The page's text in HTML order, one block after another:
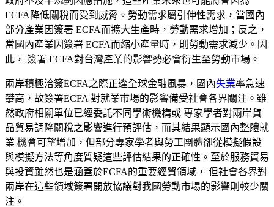
ECFA降低關稅而受到威脅。勞動需求屬引伸性需求，當國內
部分產業因簽署 ECFA而擴大生產時，勞動需求增加；反之，
當國內產業因簽署 ECFA而縮小產量時，則勞動需求減少。因
此， 簽署 ECFA對台灣產業的影響勢必會衍生至勞動市場。
兩岸積極洽簽ECFA之際正逢全球金融風暴，國內失業率急速
攀高，故簽署ECFA 對就業市場的影響備受社會各界關注。雖
然政府相關單位已經委託不同學術機構或 專家學者對兩岸貨
品貿易調降關稅之影響進行預評估，而其結果顯示國內整體就
業 機會可望增加， 但部分專家學者與勞工團體卻從模擬假設
與模擬方法等角度質疑這些評估結果的正確性。 至於服務貿易
與投資雖然也是涵蓋於ECFA的重要經貿領域， 但社會各界對
兩岸在這些領域簽署開放協議對我國勞動市場的影響則較少關
注。